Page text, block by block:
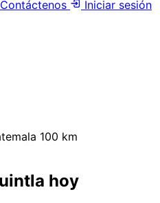
Contáctenos
Iniciar sesión
100 km
hoy